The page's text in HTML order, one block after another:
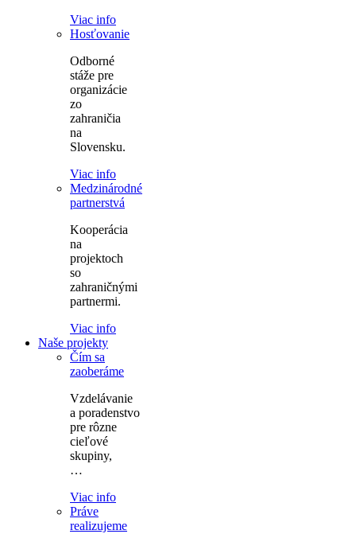
Viac info
Hosťovanie
Odborné
stáže pre
organizácie
zo
zahraničia
na
Slovensku.
Viac info
Medzinárodné
partnerstvá
Kooperácia
na
projektoch
so
zahraničnými
partnermi.
Viac info
Naše projekty
Čím sa
zaoberáme
Vzdelávanie
a poradenstvo
pre rôzne
cieľové
skupiny,
…
Viac info
Práve
realizujeme